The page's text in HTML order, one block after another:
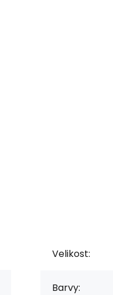
Velikost:
Barvy: